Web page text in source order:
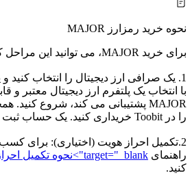
نحوه خرید رمزارز MAJOR
برای خرید MAJOR، می توانید این مراحل کلی را دنبال کنید:
1. یک صرافی ارز دیجیتال را انتخاب کنید و یک حساب ایجاد کنید
با انتخاب یک پلتفرم ارز دیجیتال معتبر و
را در Toobit خریداری کنید. یک حساب ثبت کنید.
2.تکمیل احراز هویت (اختیاری): برای
راهنمای target="_blank">نحوه تکمیل احراز هویت
کنید.